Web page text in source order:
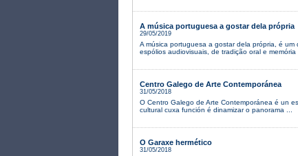
A música portuguesa a gostar dela própria
29/05/2019
A música portuguesa a gostar dela própria, é um
espólios audiovisuais, de tradição oral e memória
Centro Galego de Arte Contemporánea
31/05/2018
O Centro Galego de Arte Contemporánea é un
cultural cuxa función é dinamizar o panorama ...
O Garaxe hermético
31/05/2018